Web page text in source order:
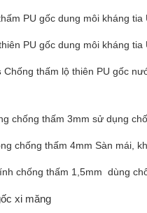
PU gốc dung môi kháng
PU gốc dung môi kháng
Chống thấm lộ thiên PU gốc
chống thấm 3mm sử dụng
chống thấm 4mm Sàn mái,
chống thấm 1,5mm dùng
xi măng